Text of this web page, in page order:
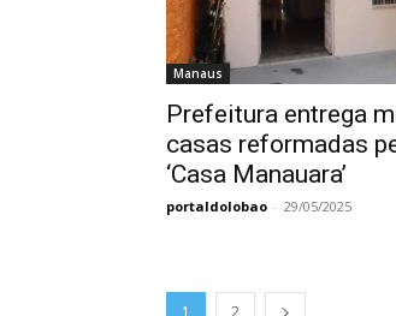
Manaus
Prefeitura entrega
casas reformadas
‘Casa Manauara’
portaldolobao - 29/05/2025
1 2